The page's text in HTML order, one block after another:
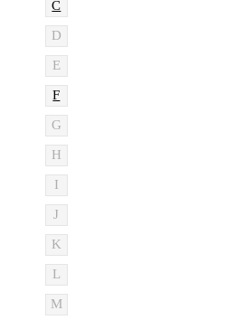
C
D
E
F
G
H
I
J
K
L
M